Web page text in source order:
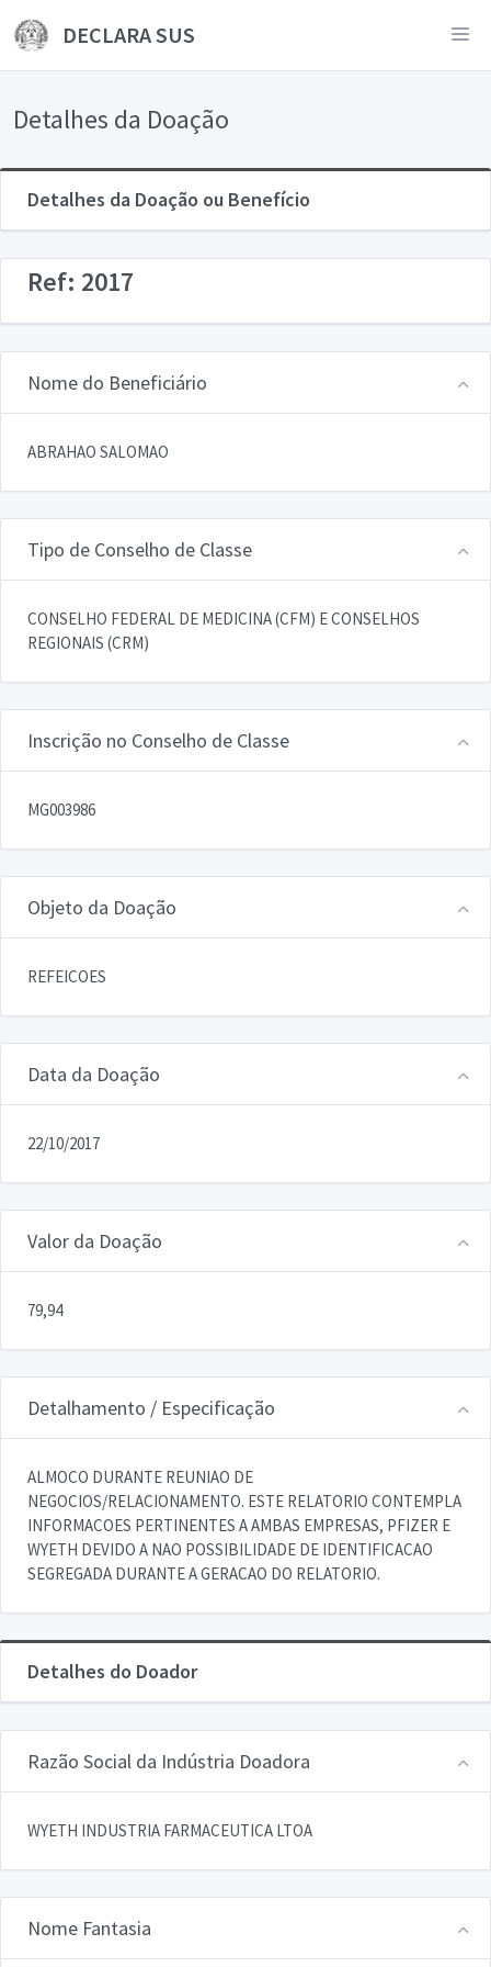
DECLARA SUS
Detalhes da Doação
Detalhes da Doação ou Benefício
Ref: 2017
Nome do Beneficiário
ABRAHAO SALOMAO
Tipo de Conselho de Classe
CONSELHO FEDERAL DE MEDICINA (CFM) E CONSELHOS
REGIONAIS (CRM)
Inscrição no Conselho de Classe
MG003986
Objeto da Doação
REFEICOES
Data da Doação
22/10/2017
Valor da Doação
79,94
Detalhamento / Especificação
ALMOCO DURANTE REUNIAO DE
NEGOCIOS/RELACIONAMENTO. ESTE RELATORIO CONTEMPLA
INFORMACOES PERTINENTES A AMBAS EMPRESAS, PFIZER E
WYETH DEVIDO A NAO POSSIBILIDADE DE IDENTIFICACAO
SEGREGADA DURANTE A GERACAO DO RELATORIO.
Detalhes do Doador
Razão Social da Indústria Doadora
WYETH INDUSTRIA FARMACEUTICA LTOA
Nome Fantasia